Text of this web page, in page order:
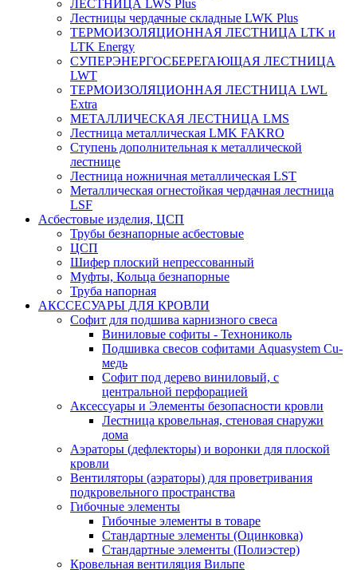
ЛЕСТНИЦА LWS Plus
Лестницы чердачные складные LWK Plus
ТЕРМОИЗОЛЯЦИОННАЯ ЛЕСТНИЦА LTK и
LTK Energy
СУПЕРЭНЕРГОСБЕРЕГАЮЩАЯ ЛЕСТНИЦА
LWT
ТЕРМОИЗОЛЯЦИОННАЯ ЛЕСТНИЦА LWL
Extra
МЕТАЛЛИЧЕСКАЯ ЛЕСТНИЦА LMS
Лестница металлическая LMK FAKRO
Ступень дополнительная к металлической
лестнице
Лестница ножничная металлическая LST
Металлическая огнестойкая чердачная лестница
LSF
Асбестовые изделия, ЦСП
Трубы безнапорные асбестовые
ЦСП
Шифер плоский непрессованный
Муфты, Кольца безнапорные
Труба напорная
АКССЕСУАРЫ ДЛЯ КРОВЛИ
Софит для подшива карнизного свеса
Виниловые софиты - Технониколь
Подшивка свесов софитами Aquasystem Cu-
медь
Софит под дерево виниловый, с
центральной перфорацией
Аксессуары и Элементы безопасности кровли
Лестница кровельная, стеновая снаружи
дома
Аэраторы (дефлекторы) и воронки для плоской
кровли
Вентиляторы (аэраторы) для проветривания
подкровельного пространства
Гибочные элементы
Гибочные элементы в товаре
Стандартные элементы (Оцинковка)
Стандартные элементы (Полиэстер)
Кровельная вентиляция Вильпе